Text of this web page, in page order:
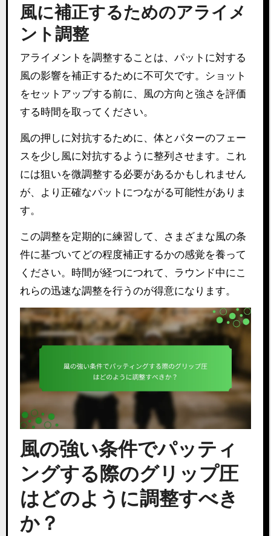
風に補正するためのアライメ
ント調整
アライメントを調整することは、パットに対する
風の影響を補正するために不可欠です。ショット
をセットアップする前に、風の方向と強さを評価
する時間を取ってください。
風の押しに対抗するために、体とパターのフェー
スを少し風に対抗するように整列させます。これ
には狙いを微調整する必要があるかもしれません
が、より正確なパットにつながる可能性がありま
す。
この調整を定期的に練習して、さまざまな風の条
件に基づいてどの程度補正するかの感覚を養って
ください。時間が経つにつれて、ラウンド中にこ
れらの迅速な調整を行うのが得意になります。
風の強い条件でパッティ
ングする際のグリップ圧
はどのように調整すべき
か？